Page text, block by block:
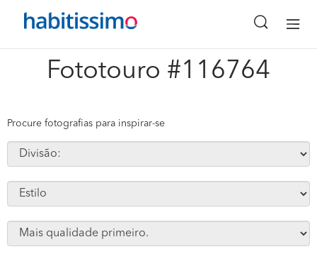
Fototouro #116764
x
Procure fotografias para inspirar-se